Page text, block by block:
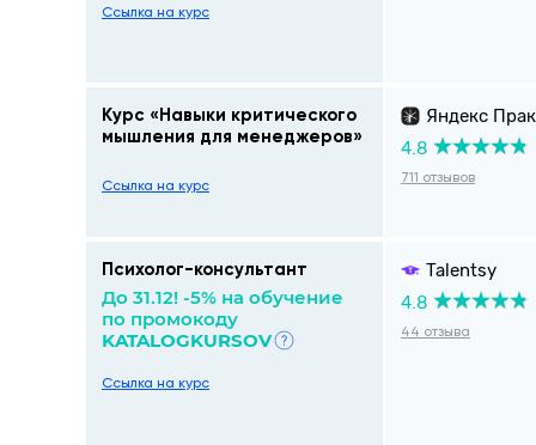
Ссылка на курс
Курс «Навыки критического
мышления для менеджеров»
Ссылка на курс
Яндекс
4.8
711 отзывов
Психолог-консультант
До 31.12! -5% на обучение
по промокоду
KATALOGKURSOV
Ссылка на курс
Talentsy
4.8
44 отзыва